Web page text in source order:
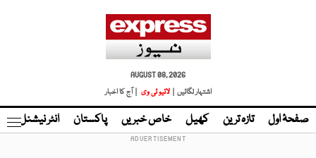
AUGUST 08, 2026
اشتہار لگائیں |
لائیو ٹی وی | آج کا اخبار
صفحۂ اول تازہ ترین کھیل خاص خبریں پاکستان انٹر نیشنل